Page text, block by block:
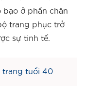
bạo ở phần chân
trang phục trở
sự tinh tế.
trang tuổi 40